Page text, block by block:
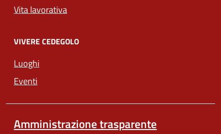
Vita lavorativa
VIVERE CEDEGOLO
Luoghi
Eventi
Amministrazione trasparente